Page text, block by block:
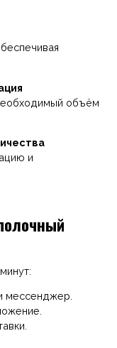
объём
и
мессенджер.